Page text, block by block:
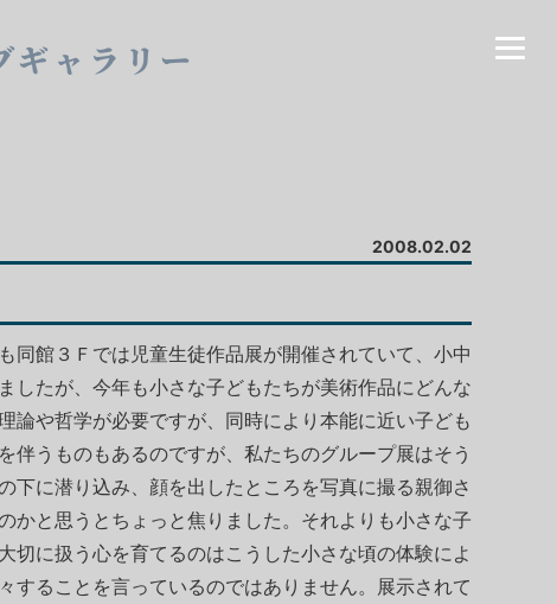
ギャラリー
2008.02.02
同館３Ｆでは児童生徒作品展が開催されていて、小中
したが、今年も小さな子どもたちが美術作品にどんな
論や哲学が必要ですが、同時により本能に近い子ども
うものもあるのですが、私たちのグループ展はそう
に潜り込み、顔を出したところを写真に撮る親御さ
かと思うとちょっと焦りました。それよりも小さな子
切に扱う心を育てるのはこうした小さな頃の体験によ
することを言っているのではありません。展示されて